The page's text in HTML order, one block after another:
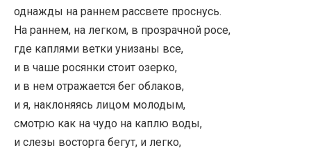
однажды на раннем рассвете проснусь.
На раннем, на легком, в прозрачной росе,
где каплями ветки унизаны все,
и в чаше росянки стоит озерко,
и в нем отражается бег облаков,
и я, наклоняясь лицом молодым,
смотрю как на чудо на каплю воды,
и слезы восторга бегут, и легко,